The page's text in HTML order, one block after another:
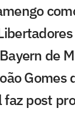
de
Gomes
post